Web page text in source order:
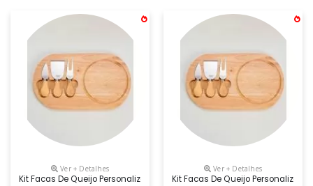
Ver + Detalhes
Kit Facas De Queijo Personalizado, Medidas 32,1 X 18,7 Cm, Peso 613
Ver + Detalhes
Kit Facas De Queijo